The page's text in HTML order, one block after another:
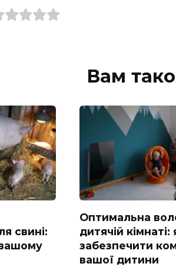
Вам
свині:
Оптимальна
дитячій кімнаті:
забезпечити
вашої дитини